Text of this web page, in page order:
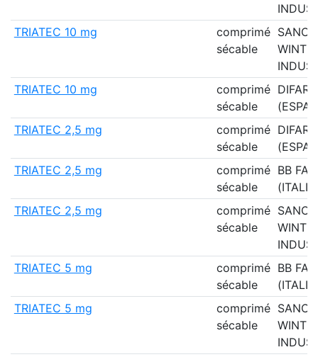
TRIATEC 10 mg
comprimé
sécable
SANOFI
TRIATEC 10 mg
comprimé
sécable
TRIATEC 2,5 mg
comprimé
sécable
TRIATEC 2,5 mg
comprimé
sécable
BB
TRIATEC 2,5 mg
comprimé
sécable
SANOFI
TRIATEC 5 mg
comprimé
sécable
BB
TRIATEC 5 mg
comprimé
sécable
SANOFI